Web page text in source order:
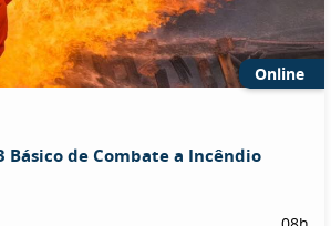
Online
Básico de Combate a Incêndio